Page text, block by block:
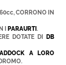
CORRONO IN
I
PARAURTI .
DOTATE DI
DB
A LORO